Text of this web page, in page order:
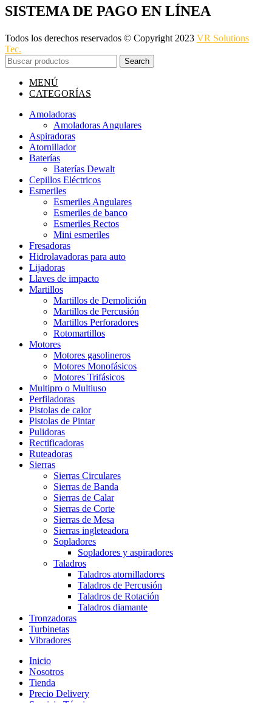
SISTEMA DE PAGO EN LÍNEA
Todos los derechos reservados © Copyright 2023 VR Solutions
Tec.
Search
MENÚ
CATEGORÍAS
Amoladoras
Amoladoras Angulares
Aspiradoras
Atornillador
Baterías
Baterías Dewalt
Cepillos Eléctricos
Esmeriles
Esmeriles Angulares
Esmeriles de banco
Esmeriles Rectos
Mini esmeriles
Fresadoras
Hidrolavadoras para auto
Lijadoras
Llaves de impacto
Martillos
Martillos de Demolición
Martillos de Percusión
Martillos Perforadores
Rotomartillos
Motores
Motores gasolineros
Motores Monofásicos
Motores Trifásicos
Multipro o Multiuso
Perfiladoras
Pistolas de calor
Pistolas de Pintar
Pulidoras
Rectificadoras
Ruteadoras
Sierras
Sierras Circulares
Sierras de Banda
Sierras de Calar
Sierras de Corte
Sierras de Mesa
Sierras ingleteadora
Sopladores
Sopladores y aspiradores
Taladros
Taladros atornilladores
Taladros de Percusión
Taladros de Rotación
Taladros diamante
Tronzadoras
Turbinetas
Vibradores
Inicio
Nosotros
Tienda
Precio Delivery